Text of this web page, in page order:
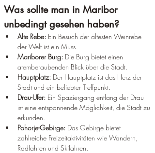
Was sollte man in Maribor
unbedingt gesehen haben?
Alte Rebe: Ein Besuch der ältesten Weinrebe
der Welt ist ein Muss.
Mariborer Burg: Die Burg bietet einen
atemberaubenden Blick über die Stadt.
Hauptplatz: Der Hauptplatz ist das Herz der
Stadt und ein beliebter Treffpunkt.
Drau-Ufer: Ein Spaziergang entlang der Drau
ist eine entspannende Möglichkeit, die Stadt zu
erkunden.
Pohorje-Gebirge: Das Gebirge bietet
zahlreiche Freizeitaktivitäten wie Wandern,
Radfahren und Skifahren.